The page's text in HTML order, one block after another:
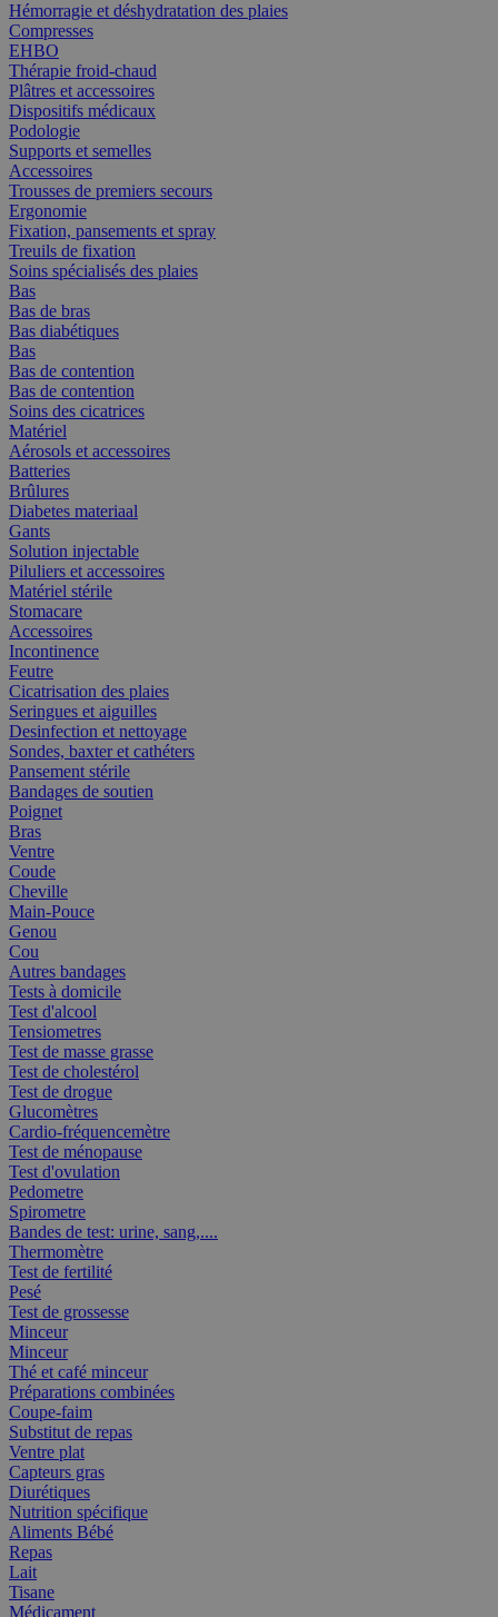
Hémorragie et déshydratation des plaies
Compresses
EHBO
Thérapie froid-chaud
Plâtres et accessoires
Dispositifs médicaux
Podologie
Supports et semelles
Accessoires
Trousses de premiers secours
Ergonomie
Fixation, pansements et spray
Treuils de fixation
Soins spécialisés des plaies
Bas
Bas de bras
Bas diabétiques
Bas
Bas de contention
Bas de contention
Soins des cicatrices
Matériel
Aérosols et accessoires
Batteries
Brûlures
Diabetes materiaal
Gants
Solution injectable
Piluliers et accessoires
Matériel stérile
Stomacare
Accessoires
Incontinence
Feutre
Cicatrisation des plaies
Seringues et aiguilles
Desinfection et nettoyage
Sondes, baxter et cathéters
Pansement stérile
Bandages de soutien
Poignet
Bras
Ventre
Coude
Cheville
Main-Pouce
Genou
Cou
Autres bandages
Tests à domicile
Test d'alcool
Tensiometres
Test de masse grasse
Test de cholestérol
Test de drogue
Glucomètres
Cardio-fréquencemètre
Test de ménopause
Test d'ovulation
Pedometre
Spirometre
Bandes de test: urine, sang,....
Thermomètre
Test de fertilité
Pesé
Test de grossesse
Minceur
Minceur
Thé et café minceur
Préparations combinées
Coupe-faim
Substitut de repas
Ventre plat
Capteurs gras
Diurétiques
Nutrition spécifique
Aliments Bébé
Repas
Lait
Tisane
Médicament